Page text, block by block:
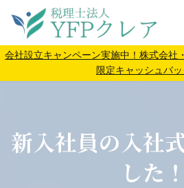
ン
ツ
ー
シ
会社設立キャンペーン実施中！株式会社
限定キャッシュバッ
新入社員の入社
した！